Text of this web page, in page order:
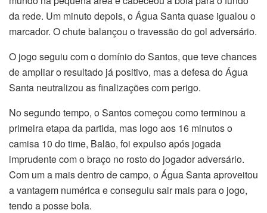
da rede. Um minuto depois, o Água Santa quase igualou o
marcador. O chute balançou o travessão do gol adversário.
O jogo seguiu com o domínio do Santos, que teve chances
de ampliar o resultado já positivo, mas a defesa do Água
Santa neutralizou as finalizações com perigo.
No segundo tempo, o Santos começou como terminou a
primeira etapa da partida, mas logo aos 16 minutos o
camisa 10 do time, Balão, foi expulso após jogada
imprudente com o braço no rosto do jogador adversário.
Com um a mais dentro de campo, o Água Santa aproveitou
a vantagem numérica e conseguiu sair mais para o jogo,
tendo a posse bola.